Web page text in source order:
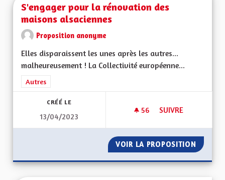
S'engager pour la rénovation des
maisons alsaciennes
Proposition anonyme
Elles disparaissent les unes après les autres...
malheureusement ! La Collectivité européenne...
Filtrer les résultats de la catégorie : Autres
Autres
CRÉÉ LE
13/04/2023
56 56 ABONNÉS
SUIVRE
VOIR LA PROPOSITION